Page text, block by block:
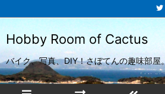
Hobby Room of Cactus
バイク、写真、DIY！さぼてんの趣味部屋。